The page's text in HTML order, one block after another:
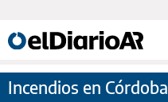
Incendios en Córdoba